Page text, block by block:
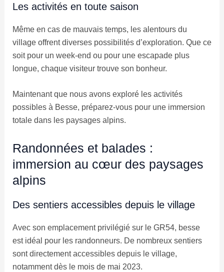
Les activités en toute saison
Même en cas de mauvais temps, les alentours du
village offrent diverses possibilités d’exploration. Que ce
soit pour un week-end ou pour une escapade plus
longue, chaque visiteur trouve son bonheur.
Maintenant que nous avons exploré les activités
possibles à Besse, préparez-vous pour une immersion
totale dans les paysages alpins.
Randonnées et balades :
immersion au cœur des paysages
alpins
Des sentiers accessibles depuis le village
Avec son emplacement privilégié sur le GR54, besse
est idéal pour les randonneurs. De nombreux sentiers
sont directement accessibles depuis le village,
notamment dès le mois de mai 2023.